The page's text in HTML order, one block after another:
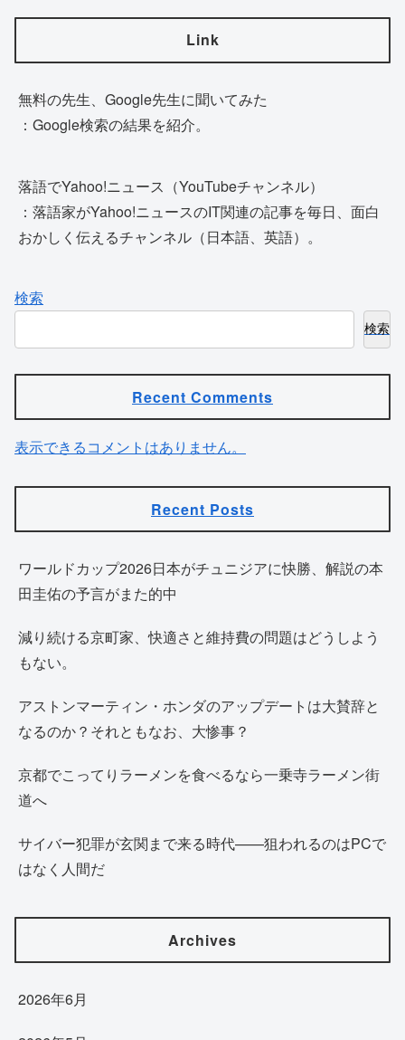
Link
無料の先生、Google先生に聞いてみた
：Google検索の結果を紹介。
落語でYahoo!ニュース（YouTubeチャンネル）
：落語家がYahoo!ニュースのIT関連の記事を毎日、面白
おかしく伝えるチャンネル（日本語、英語）。
検索
検索
Recent Comments
表示できるコメントはありません。
Recent Posts
ワールドカップ2026日本がチュニジアに快勝、解説の本
田圭佑の予言がまた的中
減り続ける京町家、快適さと維持費の問題はどうしよう
もない。
アストンマーティン・ホンダのアップデートは大賛辞と
なるのか？それともなお、大惨事？
京都でこってりラーメンを食べるなら一乗寺ラーメン街
道へ
サイバー犯罪が玄関まで来る時代——狙われるのはPCで
はなく人間だ
Archives
2026年6月